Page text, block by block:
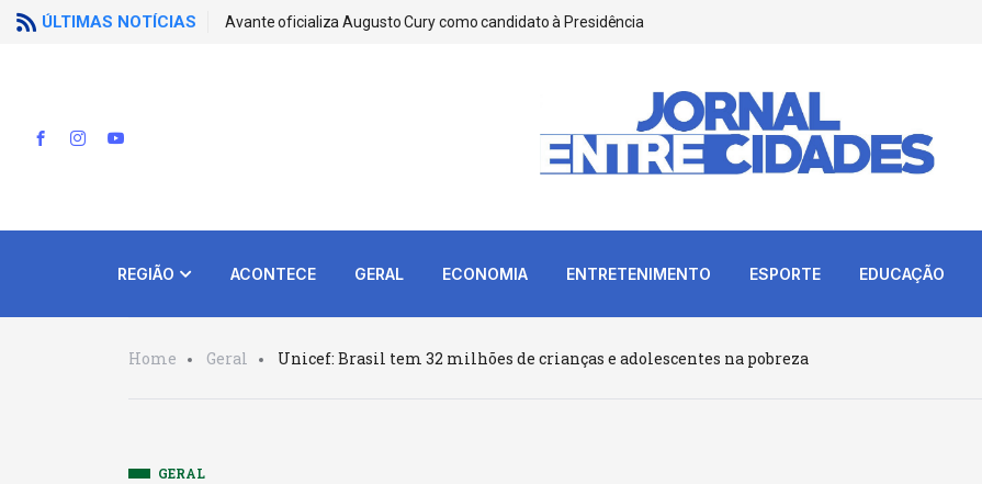
ÚLTIMAS NOTÍCIAS Avante oficializa Augusto Cury como candidato à Presidência
REGIÃO ACONTECE GERAL ECONOMIA ENTRETENIMENTO ESPORTE EDUCAÇÃO
Home Geral Unicef: Brasil tem 32 milhões de crianças e adolescentes na pobreza
GERAL